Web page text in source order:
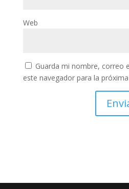
Web
Guarda mi nombre, correo
este navegador para la